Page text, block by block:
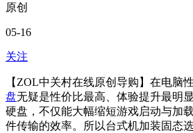
原创
05-16
关注
【ZOL中关村在线原创导购】在电脑
盘无疑是性价比最高、体验提升最明
硬盘，不仅能大幅缩短游戏启动与加
件传输的效率。所以台式机加装固态